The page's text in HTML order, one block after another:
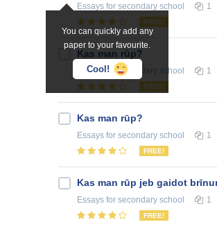
You can quickly add any
paper to your favourite.
Cool!
Essays for secondary school 1
FREE!
Kas man rūp?
Essaysfor secondary school 1
FREE!
Kas man rūp?
Essays for secondary school 1
FREE!
Kas man rūp jeb gaidot
Essays for secondary school 1
FREE!